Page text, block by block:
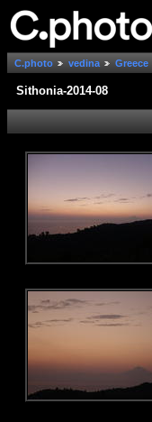
C.photo vedina Greece
Sithonia-2014-08